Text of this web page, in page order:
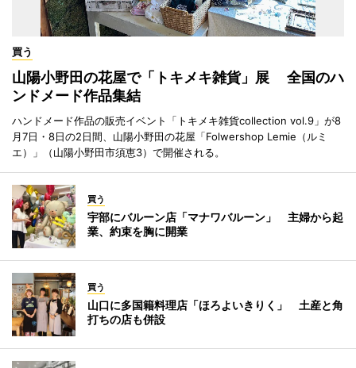
買う
山陽小野田の花屋で「トキメキ雑貨」展 全国のハ
ンドメード作品集結
ハンドメード作品の販売イベント「トキメキ雑貨collection vol.9」が8
月7日・8日の2日間、山陽小野田の花屋「Folwershop Lemie（ルミ
エ）」（山陽小野田市須恵3）で開催される。
買う
宇部にバルーン店「マナワバルーン」 主婦から起
業、約束を胸に開業
買う
山口に多国籍料理店「ほろよいきりく」 土産と角
打ちの店も併設